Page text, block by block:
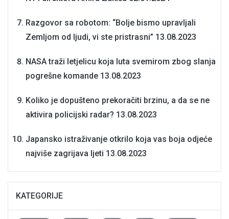
Razgovor sa robotom: “Bolje bismo upravljali
Zemljom od ljudi, vi ste pristrasni” 13.08.2023
NASA traži letjelicu koja luta svemirom zbog slanja
pogrešne komande 13.08.2023
Koliko je dopušteno prekoračiti brzinu, a da se ne
aktivira policijski radar? 13.08.2023
Japansko istraživanje otkrilo koja vas boja odjeće
najviše zagrijava ljeti 13.08.2023
KATEGORIJE